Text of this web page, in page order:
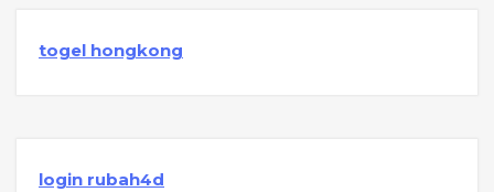
togel hongkong
login rubah4d